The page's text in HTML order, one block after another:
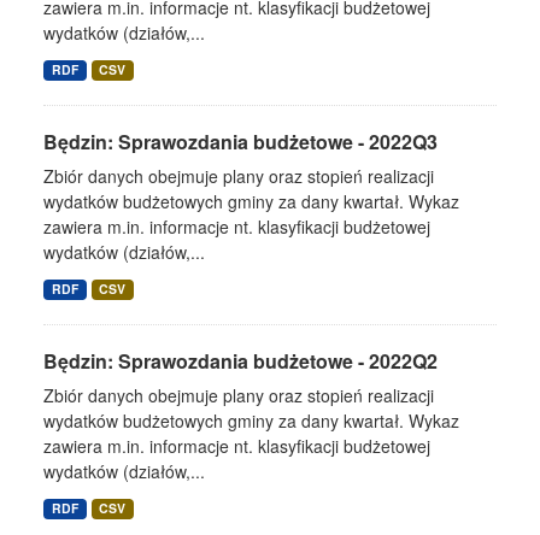
zawiera m.in. informacje nt. klasyfikacji budżetowej
wydatków (działów,...
RDF CSV
Będzin: Sprawozdania budżetowe - 2022Q3
Zbiór danych obejmuje plany oraz stopień realizacji
wydatków budżetowych gminy za dany kwartał. Wykaz
zawiera m.in. informacje nt. klasyfikacji budżetowej
wydatków (działów,...
RDF CSV
Będzin: Sprawozdania budżetowe - 2022Q2
Zbiór danych obejmuje plany oraz stopień realizacji
wydatków budżetowych gminy za dany kwartał. Wykaz
zawiera m.in. informacje nt. klasyfikacji budżetowej
wydatków (działów,...
RDF CSV